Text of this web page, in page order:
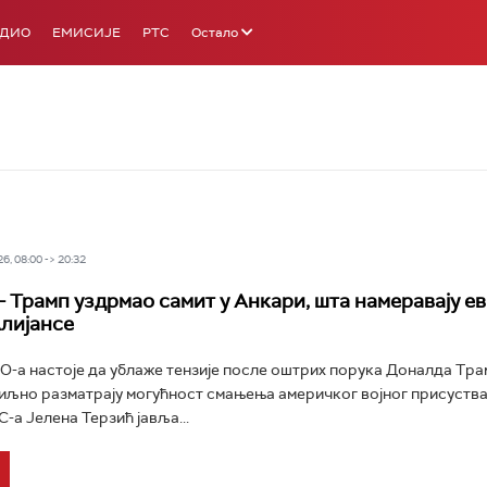
ЕМИСИЈЕ РТС Остало
08:00 -> 20:32
уздрмао самит у Анкари, шта намеравају
а настоје да ублаже тензије после оштрих порука Доналда
разматрају могућност смањења америчког војног
а Јелена Терзић јавља...